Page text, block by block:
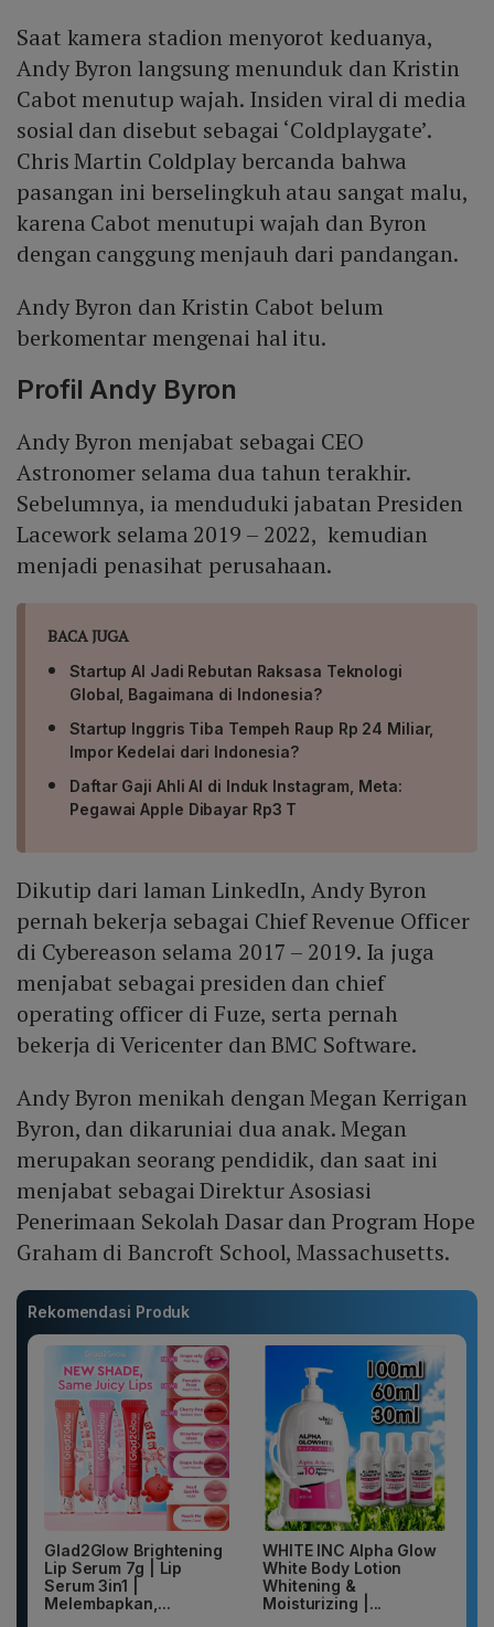
Saat kamera stadion menyorot keduanya,
Andy Byron langsung menunduk dan Kristin
Cabot menutup wajah. Insiden viral di media
sosial dan disebut sebagai ‘Coldplaygate’.
Chris Martin Coldplay bercanda bahwa
pasangan ini berselingkuh atau sangat malu,
karena Cabot menutupi wajah dan Byron
dengan canggung menjauh dari pandangan.
Andy Byron dan Kristin Cabot belum
berkomentar mengenai hal itu.
Profil Andy Byron
Andy Byron menjabat sebagai CEO
Astronomer selama dua tahun terakhir.
Sebelumnya, ia menduduki jabatan Presiden
Lacework selama 2019 – 2022, kemudian
menjadi penasihat perusahaan.
BACA JUGA
Startup AI Jadi Rebutan Raksasa Teknologi
Global, Bagaimana di Indonesia?
Startup Inggris Tiba Tempeh Raup Rp 24 Miliar,
Impor Kedelai dari Indonesia?
Daftar Gaji Ahli AI di Induk Instagram, Meta:
Pegawai Apple Dibayar Rp3 T
Dikutip dari laman LinkedIn, Andy Byron
pernah bekerja sebagai Chief Revenue Officer
di Cybereason selama 2017 – 2019. Ia juga
menjabat sebagai presiden dan chief
operating officer di Fuze, serta pernah
bekerja di Vericenter dan BMC Software.
Andy Byron menikah dengan Megan Kerrigan
Byron, dan dikaruniai dua anak. Megan
merupakan seorang pendidik, dan saat ini
menjabat sebagai Direktur Asosiasi
Penerimaan Sekolah Dasar dan Program Hope
Graham di Bancroft School, Massachusetts.
Rekomendasi Produk
Glad2Glow Brightening
Lip Serum 7g | Lip
Serum 3in1 |
Melembapkan,...
WHITE INC Alpha Glow
White Body Lotion
Whitening &
Moisturizing |...